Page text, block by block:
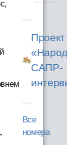
Проект
САПР-
Все
номера